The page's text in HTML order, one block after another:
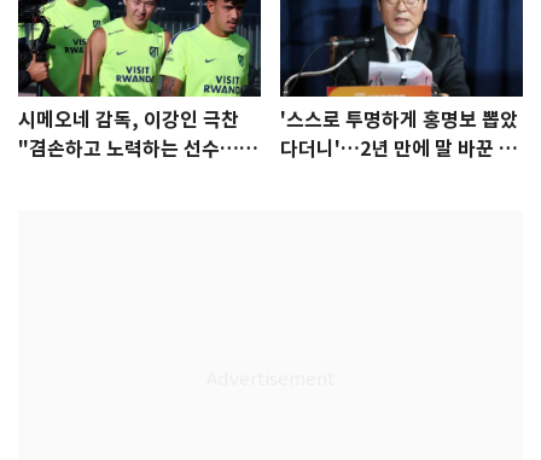
시메오네 감독, 이강인 극찬
"겸손하고 노력하는 선수…좋
'스스로 투명하게 홍명보 뽑았
다더니'…2년 만에 말 바꾼 이